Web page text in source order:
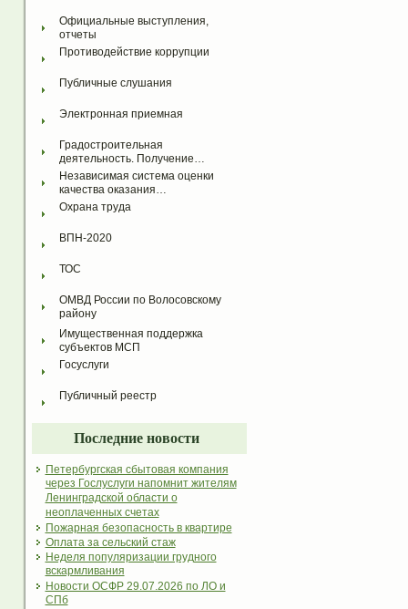
Официальные выступления,
отчеты
Противодействие коррупции
Публичные слушания
Электронная приемная
Градостроительная
деятельность. Получение…
Независимая система оценки
качества оказания…
Охрана труда
ВПН-2020
ТОС
ОМВД России по Волосовскому
району
Имущественная поддержка
субъектов МСП
Госуслуги
Публичный реестр
Последние новости
Петербургская сбытовая компания
через Гослуслуги напомнит жителям
Ленинградской области о
неоплаченных счетах
Пожарная безопасность в квартире
Оплата за сельский стаж
Неделя популяризации грудного
вскармливания
Новости ОСФР 29.07.2026 по ЛО и
СПб